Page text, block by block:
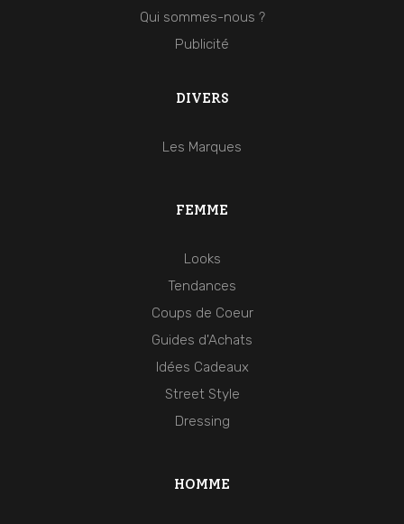
HOMME
FEMME
Looks
Tendances
Coups de Coeur
Guides d'Achats
Idées Cadeaux
Street Style
Dressing
Qui sommes-nous ?
Publicité
DIVERS
Les Marques